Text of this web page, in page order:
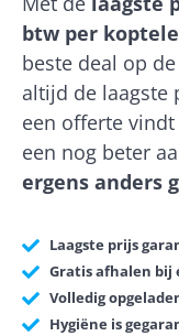
btw per
beste deal op
altijd de laagste
een offerte
een nog beter
ergens anders
Laagste prijs
Gratis afhalen bij
Volledig
Hygiëne is